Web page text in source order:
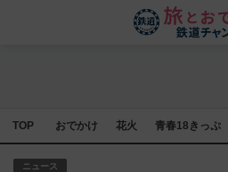
TOP おでかけ 花火 青春18きっぷ
ニュース